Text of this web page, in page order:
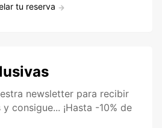
tu reserva
newsletter para recibir
consigue... ¡Hasta -10% de